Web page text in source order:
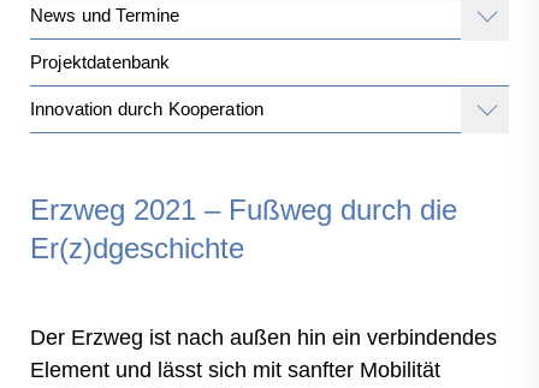
News und Termine
Projektdatenbank
Innovation durch Kooperation
Erzweg 2021 – Fußweg durch die
Er(z)dgeschichte
Der Erzweg ist nach außen hin ein verbindendes
Element und lässt sich mit sanfter Mobilität